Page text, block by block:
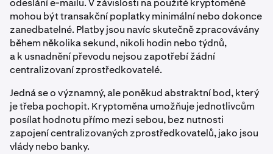
odeslání e-mailu. V závislosti na použité kryptoměně
mohou být transakční poplatky minimální nebo dokonce
zanedbatelné. Platby jsou navíc skutečně zpracovávány
během několika sekund, nikoli hodin nebo týdnů,
a k usnadnění převodu nejsou zapotřebí žádní
centralizovaní zprostředkovatelé.
Jedná se o významný, ale poněkud abstraktní bod, který
je třeba pochopit. Kryptoměna umožňuje jednotlivcům
posílat hodnotu přímo mezi sebou, bez nutnosti
zapojení centralizovaných zprostředkovatelů, jako jsou
vlády nebo banky.